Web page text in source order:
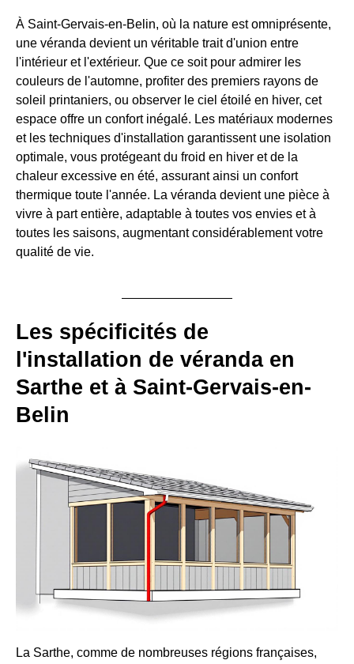
À Saint-Gervais-en-Belin, où la nature est omniprésente,
une véranda devient un véritable trait d'union entre
l'intérieur et l'extérieur. Que ce soit pour admirer les
couleurs de l'automne, profiter des premiers rayons de
soleil printaniers, ou observer le ciel étoilé en hiver, cet
espace offre un confort inégalé. Les matériaux modernes
et les techniques d'installation garantissent une isolation
optimale, vous protégeant du froid en hiver et de la
chaleur excessive en été, assurant ainsi un confort
thermique toute l'année. La véranda devient une pièce à
vivre à part entière, adaptable à toutes vos envies et à
toutes les saisons, augmentant considérablement votre
qualité de vie.
Les spécificités de
l'installation de véranda en
Sarthe et à Saint-Gervais-en-
Belin
La Sarthe, comme de nombreuses régions françaises,